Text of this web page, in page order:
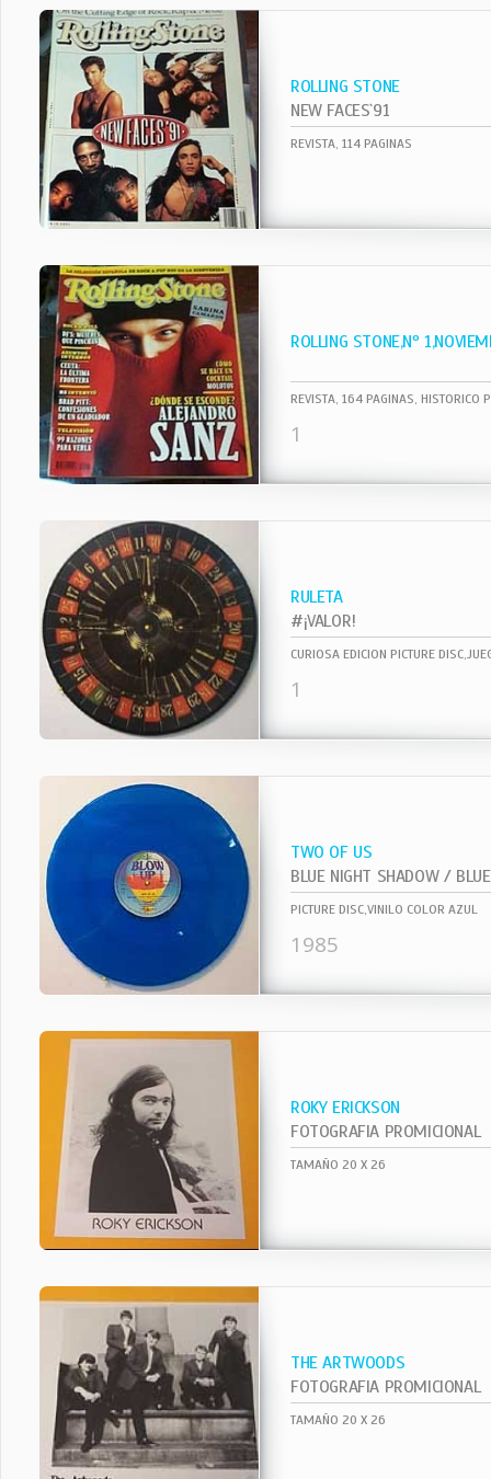
ROLLING STONE
NEW FACES`91
REVISTA, 114 PAGINAS
ROLLING STONE,Nº
REVISTA, 164 PAGINAS, HISTORICO
1
RULETA
#¡VALOR!
CURIOSA EDICION PICTURE
1
TWO OF US
BLUE NIGHT SHADOW /
PICTURE DISC,VINILO COLOR AZUL
1985
ROKY ERICKSON
FOTOGRAFIA PROMICIONAL
TAMAÑO 20 X 26
THE ARTWOODS
FOTOGRAFIA PROMICIONAL
TAMAÑO 20 X 26